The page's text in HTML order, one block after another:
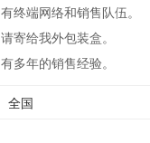
有终端网络和销售队伍。
请寄给我外包装盒。
有多年的销售经验。